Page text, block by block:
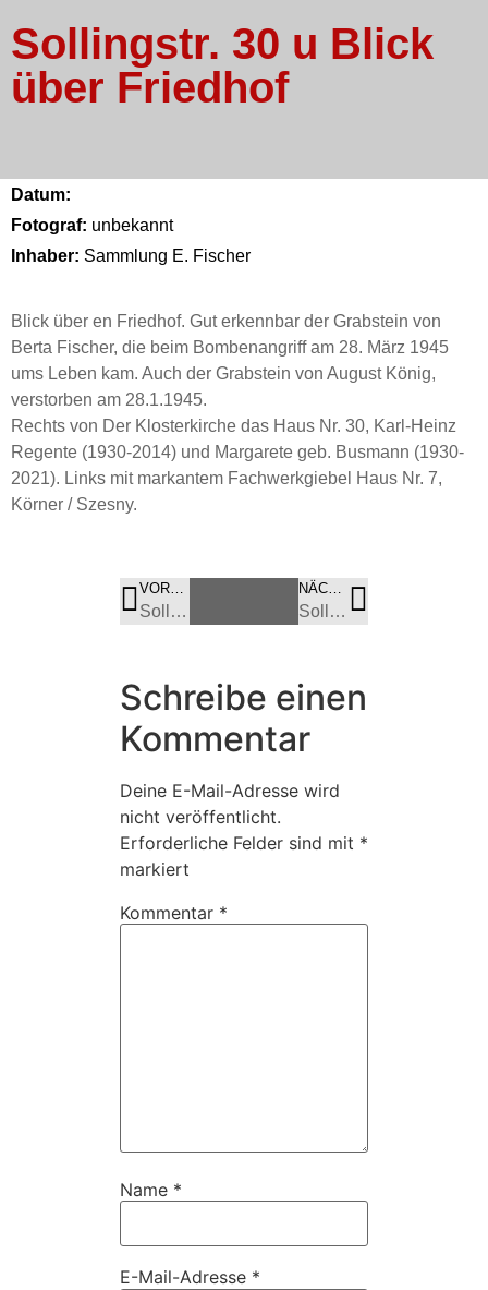
Sollingstr. 30 u Blick
über Friedhof
Datum:
Fotograf: unbekannt
Inhaber: Sammlung E. Fischer
Blick über en Friedhof. Gut erkennbar der Grabstein von
Berta Fischer, die beim Bombenangriff am 28. März 1945
ums Leben kam. Auch der Grabstein von August König,
verstorben am 28.1.1945.
Rechts von Der Klosterkirche das Haus Nr. 30, Karl-Heinz
Regente (1930-2014) und Margarete geb. Busmann (1930-
2021). Links mit markantem Fachwerkgiebel Haus Nr. 7,
Körner / Szesny.
Sollingstr. – neben Nr. 19 abgebrannt Sollingstraße – Blick über den Mühlenteich
Schreibe einen
Kommentar
Deine E-Mail-Adresse wird
nicht veröffentlicht.
Erforderliche Felder sind mit *
markiert
Kommentar *
Name *
E-Mail-Adresse *